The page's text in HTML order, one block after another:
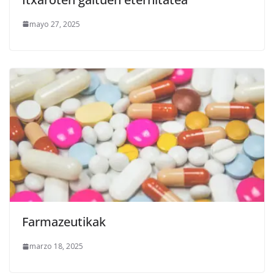
mayo 27, 2025
Farmazeutikak
marzo 18, 2025